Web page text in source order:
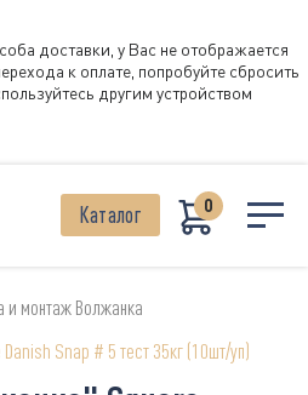
доставки, у Вас не отображается
к оплате, попробуйте сбросить
другим устройством
Каталог 0
и монтаж Волжанка
Snap # 5 тест 35кг (10шт/уп)